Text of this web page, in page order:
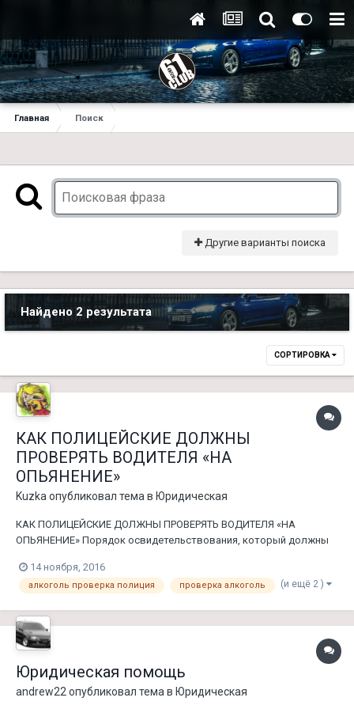
Главная Поиск
Другие варианты поиска
Найдено 2 результата
СОРТИРОВКА
КАК ПОЛИЦЕЙСКИЕ ДОЛЖНЫ
ПРОВЕРЯТЬ ВОДИТЕЛЯ «НА
ОПЬЯНЕНИЕ»
Kuzka опубликовал тема в Юридическая
КАК ПОЛИЦЕЙСКИЕ ДОЛЖНЫ ПРОВЕРЯТЬ ВОДИТЕЛЯ «НА
ОПЬЯНЕНИЕ» Порядок освидетельствования, который должны
состояние алкогольного опьянения -является одной из мер
обеспечения производства по делу об административном
14 ноября, 2016
алкоголь проверка полиция проверка алкоголь (и ещё 2 )
Юридическая помощь
andrew22 опубликовал тема в Юридическая